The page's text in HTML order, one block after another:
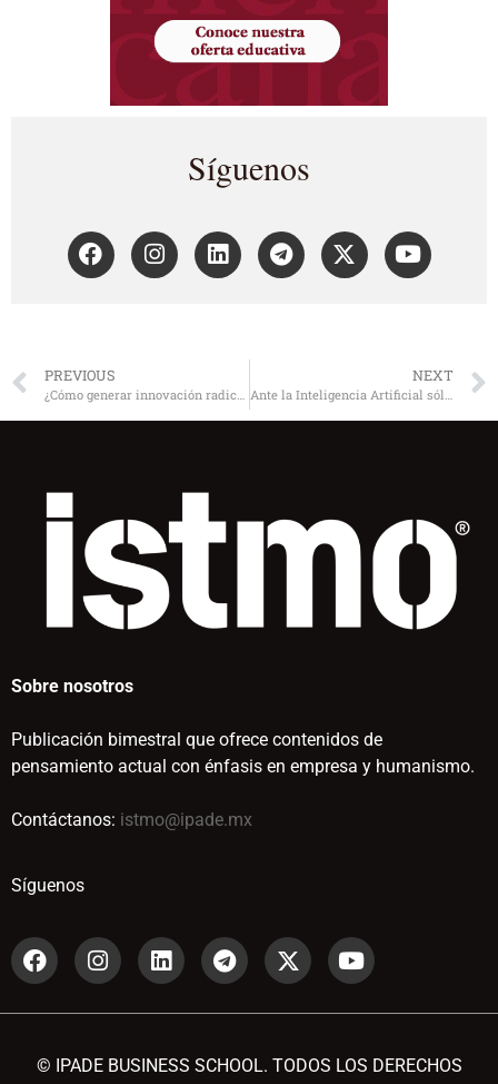
Síguenos
PREVIOUS NEXT
Sobre nosotros
Publicación bimestral que ofrece contenidos de
pensamiento actual con énfasis en empresa y humanismo.
Contáctanos: istmo@ipade.mx
Síguenos
© IPADE BUSINESS SCHOOL. TODOS LOS DERECHOS